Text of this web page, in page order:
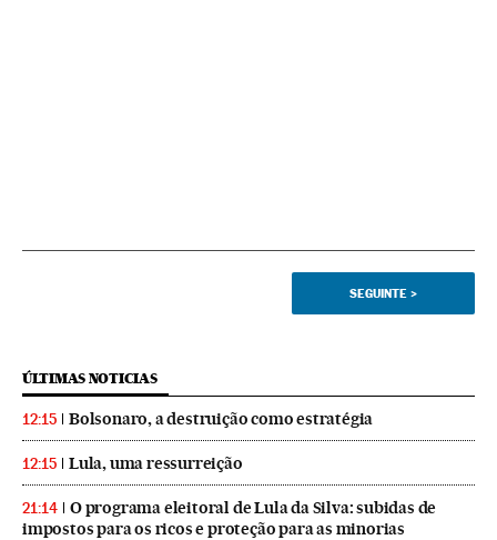
SEGUINTE >
ÚLTIMAS NOTICIAS
12:15 Bolsonaro, a destruição como estratégia
12:15 Lula, uma ressurreição
21:14
O programa eleitoral de Lula da Silva: subidas de
impostos para os ricos e proteção para as minorias